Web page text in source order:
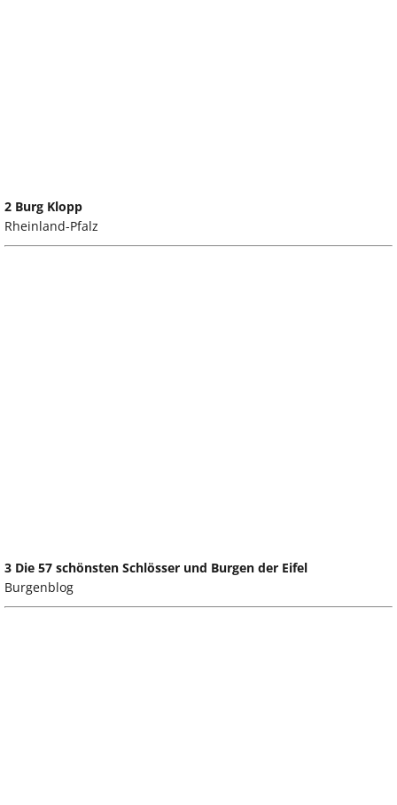
2 Burg Klopp
Rheinland-Pfalz
3 Die 57 schönsten Schlösser und Burgen der Eifel
Burgenblog